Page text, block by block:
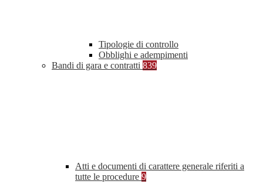
Tipologie di controllo
Obblighi e adempimenti
Bandi di gara e contratti 839
Atti e documenti di carattere generale riferiti a
tutte le procedure 9